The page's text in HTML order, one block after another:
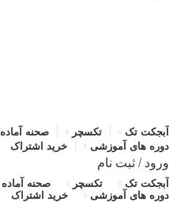
آبجکت تک تکسچر صحنه آماده
دوره های آموزشی
خرید اشتراک
ورود / ثبت نام
آبجکت تک تکسچر صحنه آماده
دوره های آموزشی
خرید اشتراک